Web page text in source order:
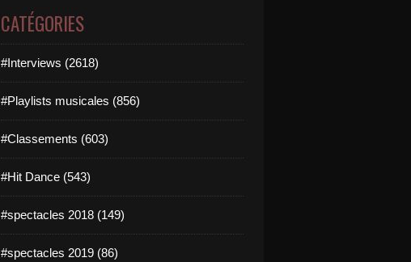
CATÉGORIES
#Interviews (2618)
#Playlists musicales (856)
#Classements (603)
#Hit Dance (543)
#spectacles 2018 (149)
#spectacles 2019 (86)